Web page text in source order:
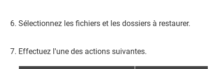
Sélectionnez les fichiers et les dossiers à restaurer.
Effectuez l'une des actions suivantes.